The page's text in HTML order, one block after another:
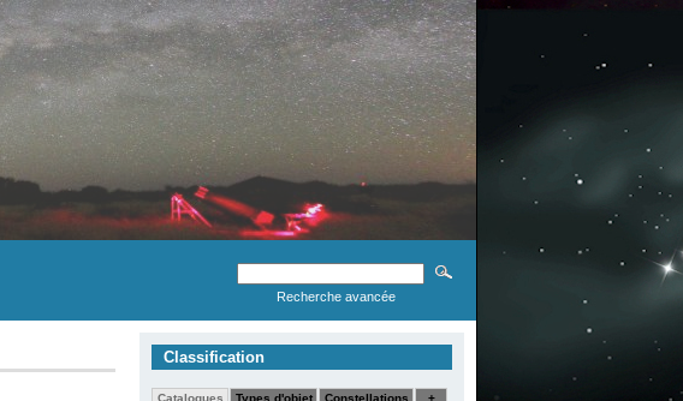
Recherche avancée
Classification
Catalogues Types d'objet Constellations +